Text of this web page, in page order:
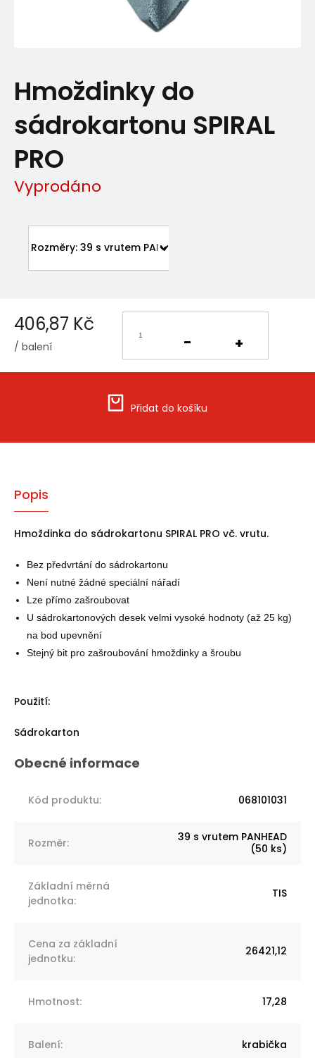
Hmoždinky do
sádrokartonu SPIRAL
PRO
Vyprodáno
406,87 Kč
/ balení
cena:
Přidat do košíku
Popis
Hmoždinka do sádrokartonu SPIRAL PRO vč. vrutu.
Bez předvrtání do sádrokartonu
Není nutné žádné speciální nářadí
Lze přímo zašroubovat
U sádrokartonových desek velmi vysoké hodnoty (až 25 kg)
na bod upevnění
Stejný bit pro zašroubování hmoždinky a šroubu
Použití:
Sádrokarton
Kód produktu: 068101031
Rozměr:
39 s vrutem PANHEAD
(50 ks)
Základní měrná
jednotka:
TIS
Cena za základní
jednotku:
26421,12
Hmotnost: 17,28
Balení: krabička